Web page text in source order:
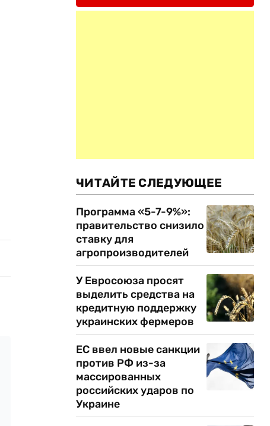
ЧИТАЙТЕ СЛЕДУЮЩЕЕ
Программа «5-7-9%»:
правительство снизило
ставку для
агропроизводителей
У Евросоюза просят
выделить средства на
кредитную поддержку
украинских фермеров
ЕС ввел новые санкции
против РФ из-за
массированных
российских ударов по
Украине